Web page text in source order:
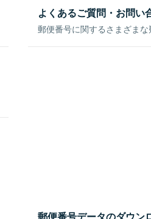
よくあるご質問・お問い
郵便番号に関するさまざまな